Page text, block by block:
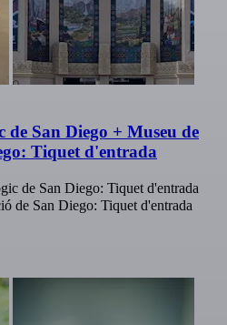
San Diego + Museu de
Tiquet d'entrada
de San Diego: Tiquet d'entrada
de San Diego: Tiquet d'entrada